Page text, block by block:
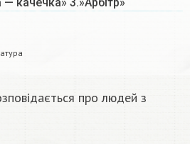
про людей з